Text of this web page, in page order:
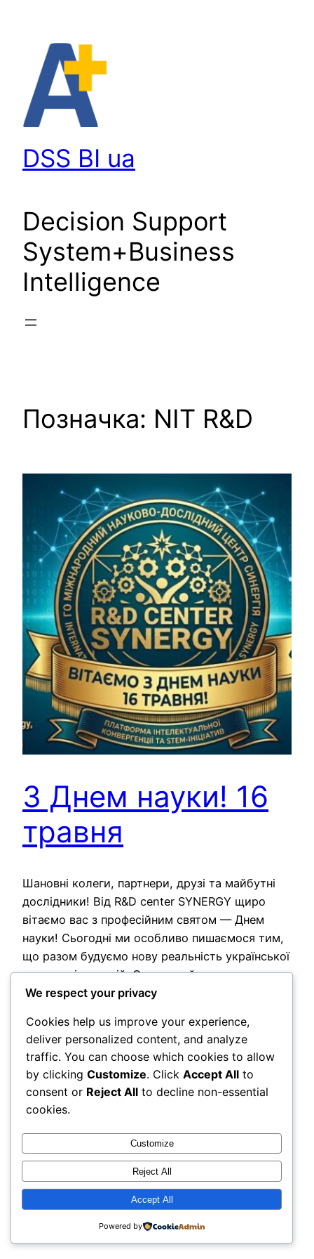
DSS BI ua
Decision Support
System+Business
Intelligence
Позначка: NIT R&D
З Днем науки! 16
травня
Шановні колеги, партнери, друзі та майбутні
дослідники! Від R&D center SYNERGY щиро
вітаємо вас з професійним святом — Днем
науки! Сьогодні ми особливо пишаємося тим,
що разом будуємо нову реальність української
науки та інновацій: Саме в цей день ми ще раз
нагадуємо: наука — це не лише знання, а й
кожному…
2026-05-16
DSS BI ua
We respect your privacy
Cookies help us improve your experience,
deliver personalized content, and analyze
traffic. You can choose which cookies to allow
by clicking Customize. Click Accept All to
consent or Reject All to decline non-essential
cookies.
Customize
Reject All
Accept All
Powered by